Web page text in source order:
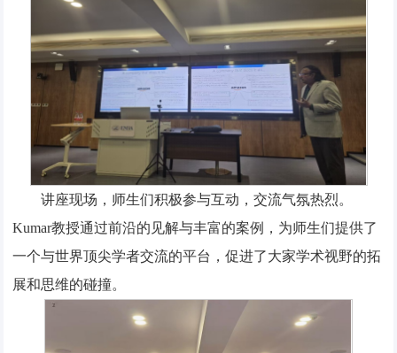
讲座现场，师生们积极参与互动，交流气氛热烈。
Kumar教授通过前沿的见解与丰富的案例，为师生们提供了
一个与世界顶尖学者交流的平台，促进了大家学术视野的拓
展和思维的碰撞。